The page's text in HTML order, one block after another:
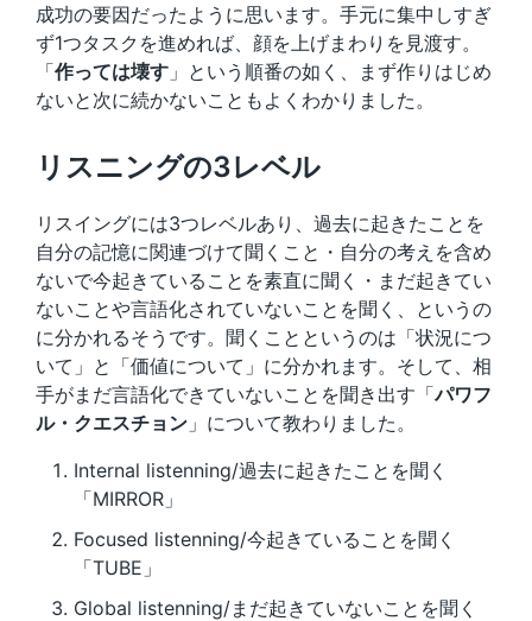
成功の要因だったように思います。手元に集中しすぎ
ず1つタスクを進めれば、顔を上げまわりを見渡す。
「作っては壊す 」という順番の如く、まず作りはじめ
ないと次に続かないこともよくわかりました。
リスニングの3レベル
リスイングには3つレベルあり、過去に起きたことを
自分の記憶に関連づけて聞くこと・自分の考えを含め
ないで今起きていることを素直に聞く・まだ起きてい
ないことや言語化されていないことを聞く、というの
に分かれるそうです。聞くことというのは「状況につ
いて」と「価値について」に分かれます。そして、相
手がまだ言語化できていないことを聞き出す「パワフ
ル・クエスチョン 」について教わりました。
Internal listenning/過去に起きたことを聞く
「MIRROR」
Focused listenning/今起きていることを聞く
「TUBE」
Global listenning/まだ起きていないことを聞く